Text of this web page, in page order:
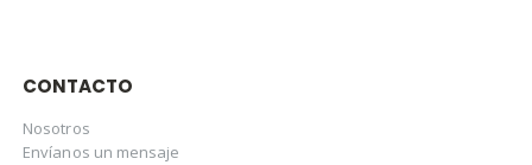
CONTACTO
Nosotros
Envíanos un mensaje